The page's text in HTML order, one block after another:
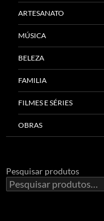
ARTESANATO
MÚSICA
BELEZA
FAMILIA
FILMES E SÉRIES
OBRAS
Pesquisar produtos